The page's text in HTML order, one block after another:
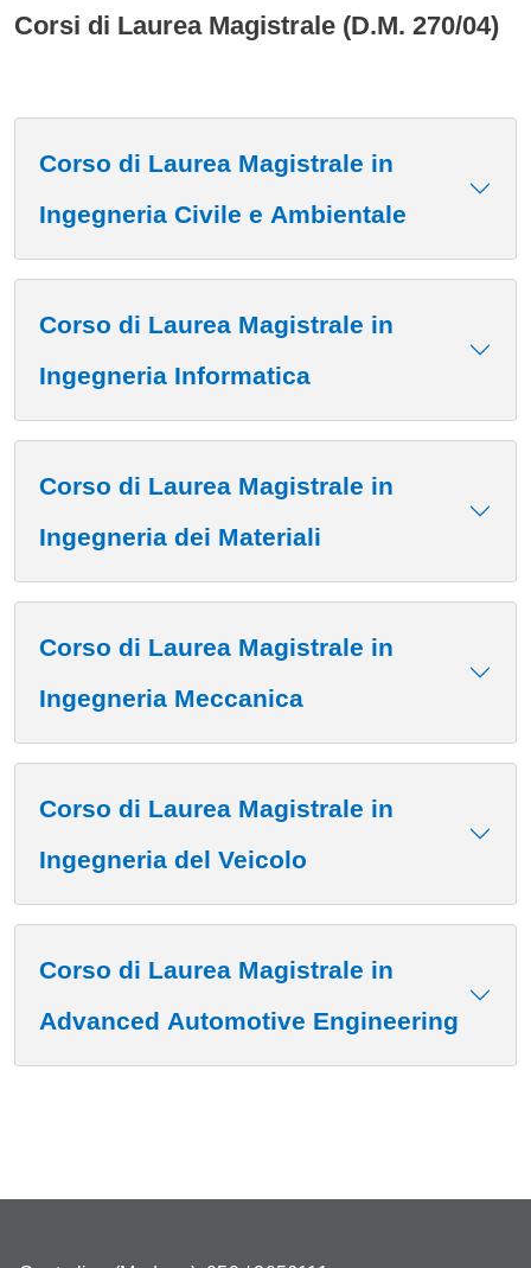
Corsi di Laurea Magistrale (D.M. 270/04)
Corso di Laurea Magistrale in
Ingegneria Civile e Ambientale
Corso di Laurea Magistrale in
Ingegneria Informatica
Corso di Laurea Magistrale in
Ingegneria dei Materiali
Corso di Laurea Magistrale in
Ingegneria Meccanica
Corso di Laurea Magistrale in
Ingegneria del Veicolo
Corso di Laurea Magistrale in
Advanced Automotive Engineering